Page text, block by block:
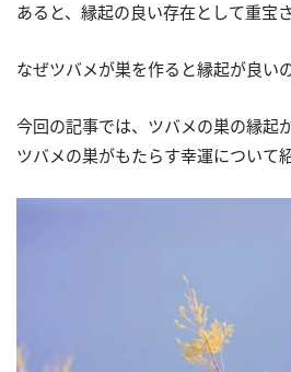
あると、縁起の良い存在として重宝
なぜツバメが巣を作ると縁起が良い
今回の記事では、ツバメの巣の縁起
ツバメの巣がもたらす幸運について